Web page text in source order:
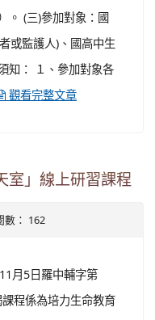
。 (三)參加對象：國
或監護人)、國高中生
知： １、參加對象各
觀看完整文章
室」線上研習課程
數： 162
月5日羅中輔字第
程係為培力生命教育